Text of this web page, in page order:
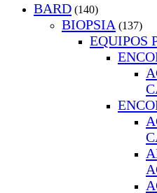
BARD (140)
BIOPSIA (137)
EQUIPOS